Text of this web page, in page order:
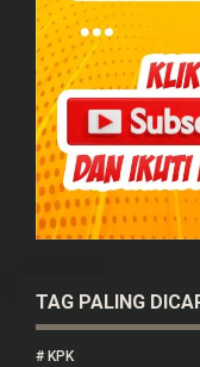
TAG PALING
# KPK